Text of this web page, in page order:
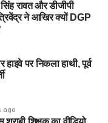
रावत और डीजीपी
ने आखिर क्यों DGP
पर निकला हाथी, पूर्व
ago